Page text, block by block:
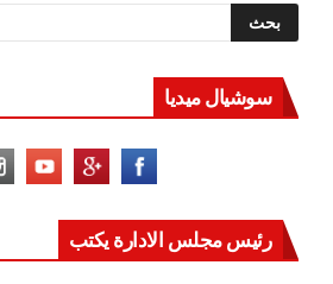
سوشيال ميديا
رئيس مجلس الادارة يكتب
مصر تعيد للعالم اتزانه